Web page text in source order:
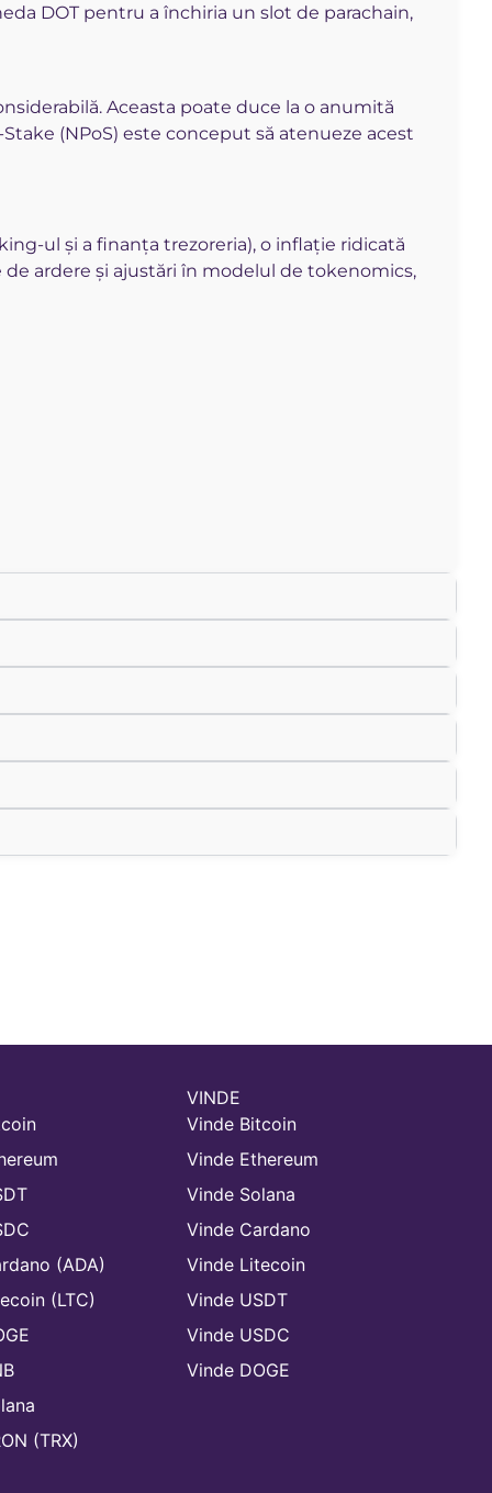
DOT pentru a închiria un slot de parachain,
Aceasta poate duce la o anumită
(NPoS) este conceput să atenueze acest
ul și a finanța trezoreria), o inflație ridicată
ardere și ajustări în modelul de tokenomics,
(ADA)
(LTC)
(TRX)
VINDE
Vinde Bitcoin
Vinde Ethereum
Vinde Solana
Vinde Cardano
Vinde Litecoin
Vinde USDT
Vinde USDC
Vinde DOGE